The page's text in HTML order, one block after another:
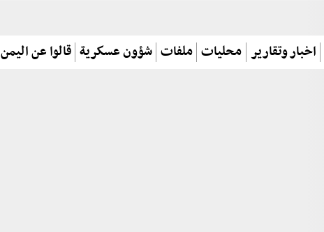
اخبار وتقارير محليات ملفات شؤون عسكرية قالوا عن اليمن